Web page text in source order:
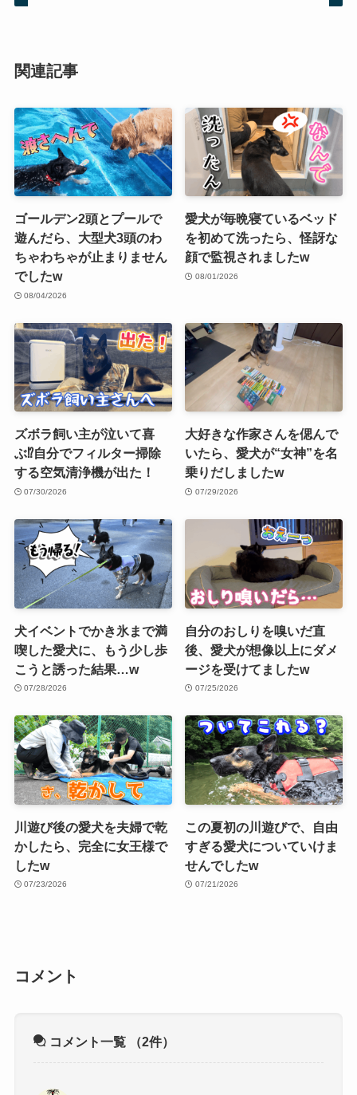
関連記事
ゴールデン2頭とプールで
遊んだら、大型犬3頭のわ
ちゃわちゃが止まりません
でしたw
08/04/2026
愛犬が毎晩寝ているベッド
を初めて洗ったら、怪訝な
顔で監視されましたw
08/01/2026
ズボラ飼い主が泣いて喜
ぶ⁉︎自分でフィルター掃除
する空気清浄機が出た！
07/30/2026
大好きな作家さんを偲んで
いたら、愛犬が“女神”を名
乗りだしましたw
07/29/2026
犬イベントでかき氷まで満
喫した愛犬に、もう少し歩
こうと誘った結果…w
07/28/2026
自分のおしりを嗅いだ直
後、愛犬が想像以上にダメ
ージを受けてましたw
07/25/2026
川遊び後の愛犬を夫婦で乾
かしたら、完全に女王様で
したw
07/23/2026
この夏初の川遊びで、自由
すぎる愛犬についていけま
せんでしたw
07/21/2026
コメント
コメント一覧 （2件）